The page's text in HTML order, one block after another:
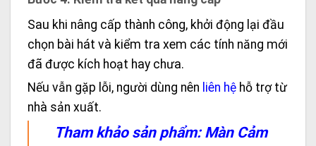
Sau khi nâng cấp thành công, khởi động lại đầu
chọn bài hát và kiểm tra xem các tính năng mới
đã được kích hoạt hay chưa.
Nếu vẫn gặp lỗi, người dùng nên liên hệ hỗ trợ từ
nhà sản xuất.
Tham khảo sản phẩm:Màn Cảm